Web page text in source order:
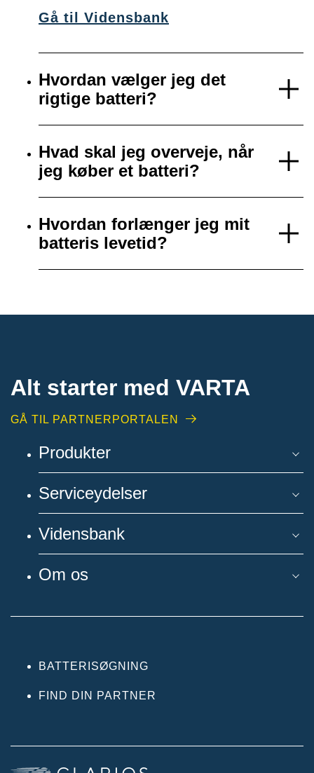
Gå til Vidensbank
Hvordan vælger jeg det
rigtige batteri?
Hvad skal jeg overveje, når
jeg køber et batteri?
Hvordan forlænger jeg mit
batteris levetid?
Alt starter med VARTA​
GÅ TIL PARTNERPORTALEN
Produkter
Serviceydelser
Vidensbank
Om os
BATTERISØGNING
FIND DIN PARTNER